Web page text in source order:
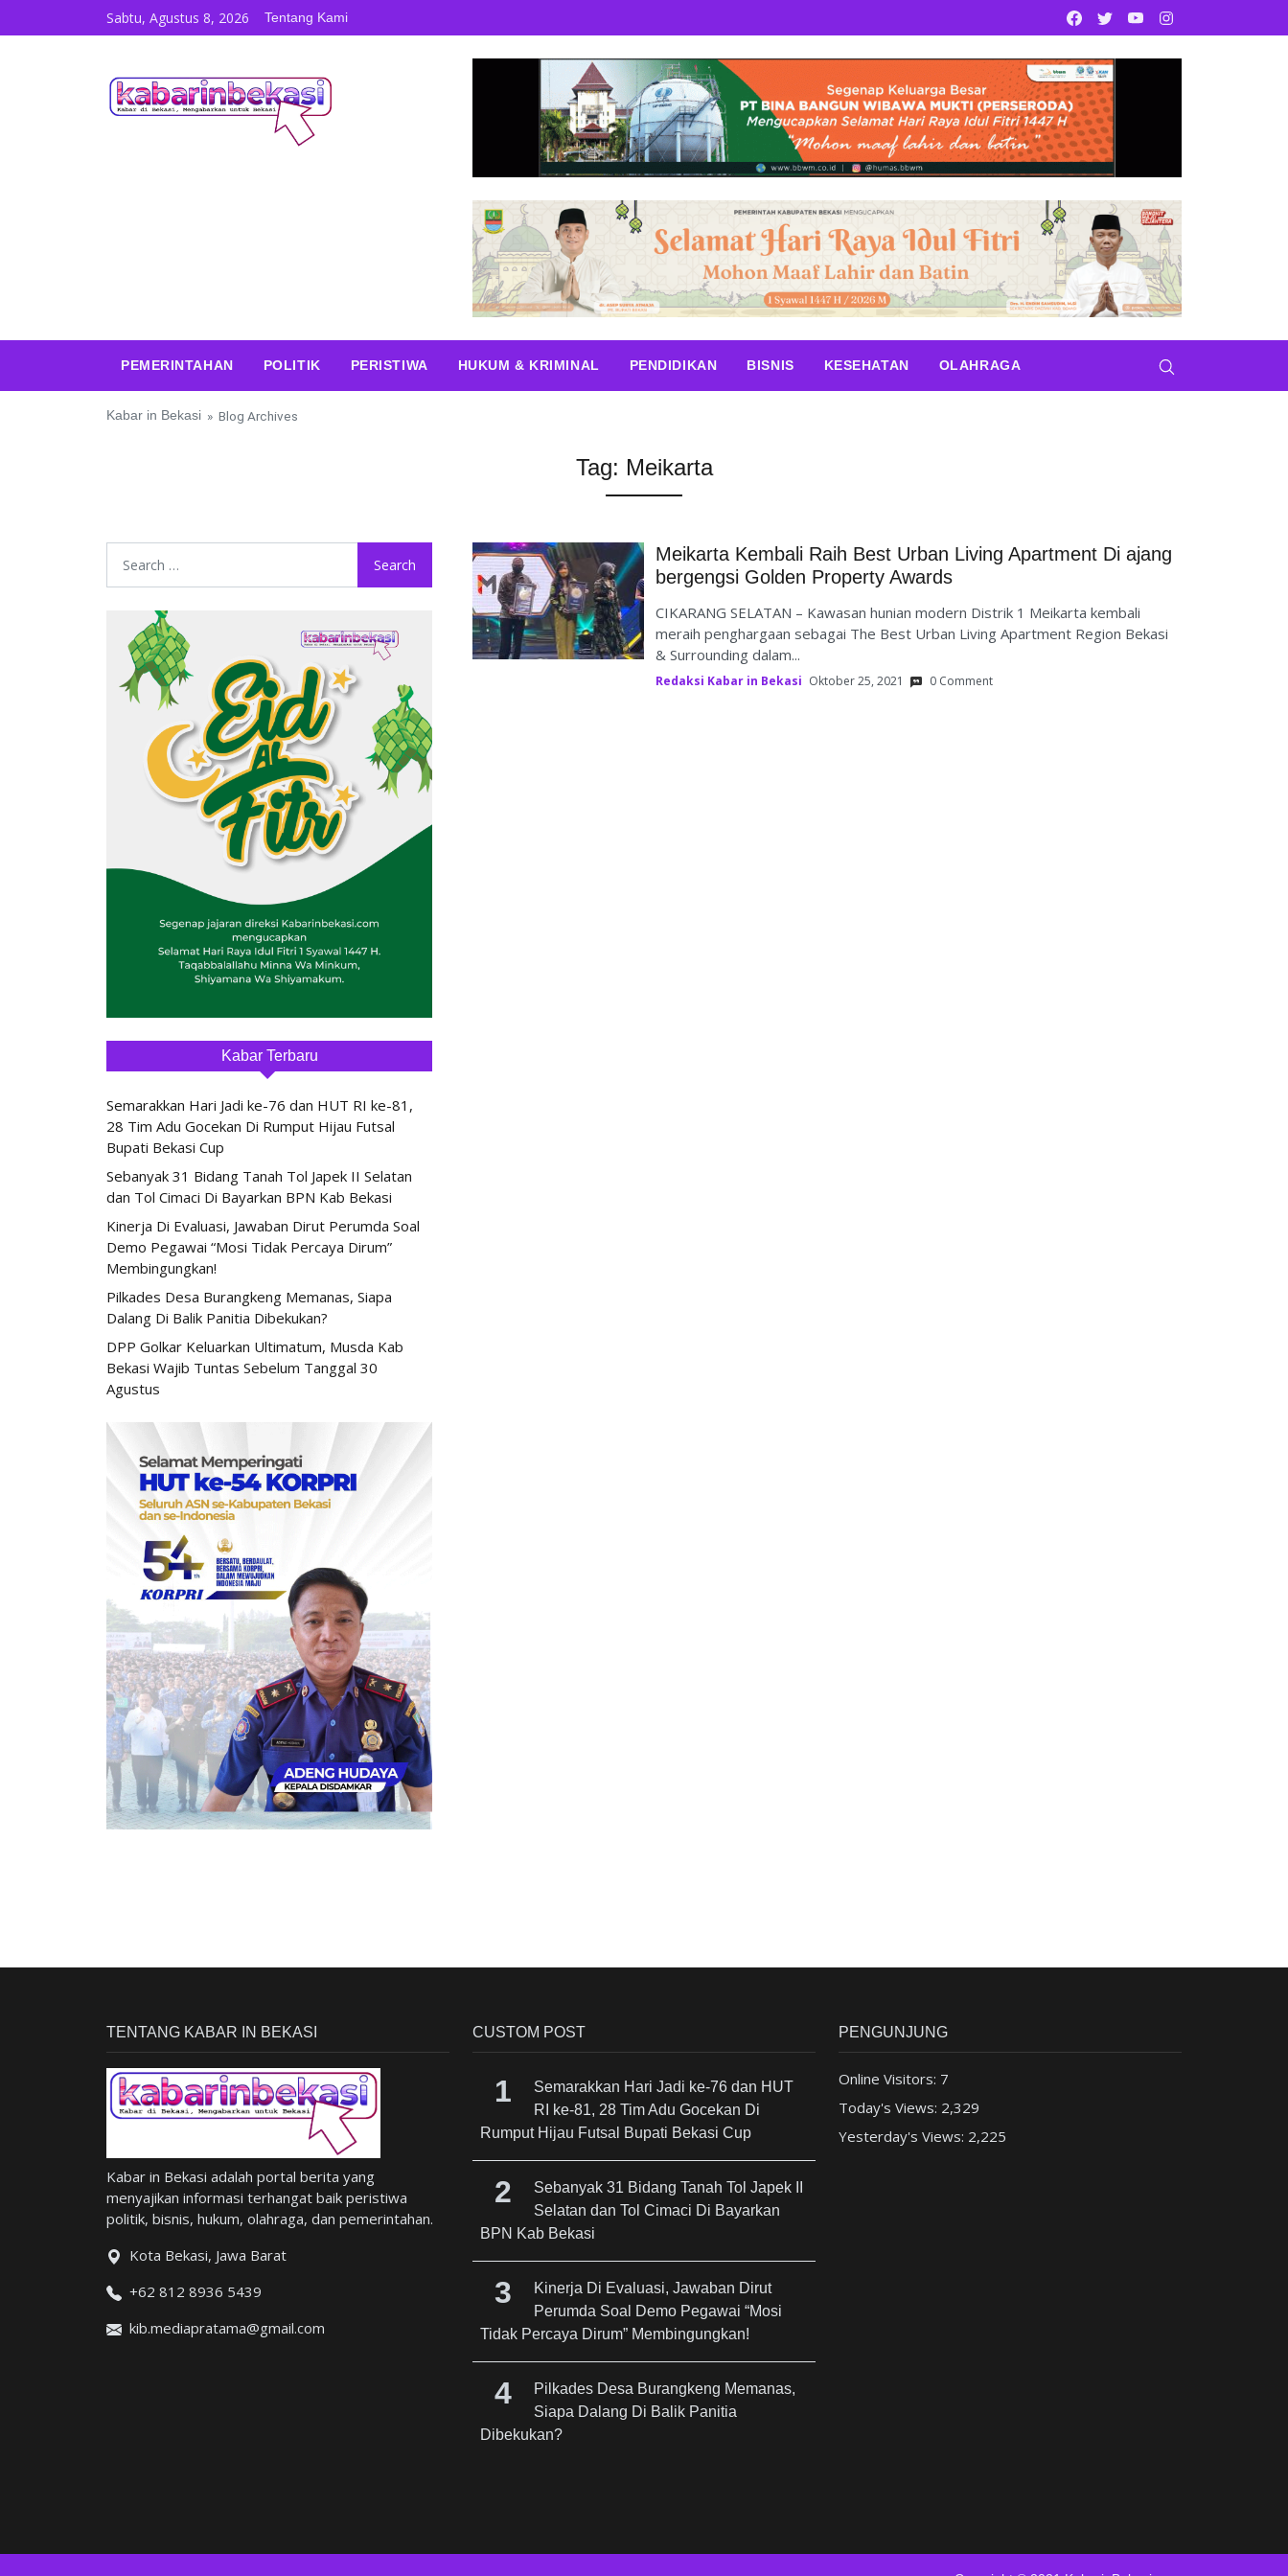
Skip to contentSabtu, Agustus 8, 2026 Tentang Kami Facebook
TwitterYoutube
PEMERINTAHAN POLITIK PERISTIWA HUKUM & KRIMINAL PENDIDIKAN BISNIS KESEHATAN OLAHRAGA
Kabar in Bekasi » Blog Archives
Tag: Meikarta
Meikarta Kembali Raih Best Urban Living Apartment Di ajang
bergengsi Golden Property Awards
CIKARANG SELATAN – Kawasan hunian modern Distrik 1 Meikarta kembali
meraih penghargaan sebagai The Best Urban Living Apartment Region Bekasi
& Surrounding dalam...
Redaksi Kabar in Bekasi Oktober 25, 2021 0 Comment
Kabar Terbaru
Semarakkan Hari Jadi ke-76 dan HUT RI ke-81,
28 Tim Adu Gocekan Di Rumput Hijau Futsal
Bupati Bekasi Cup
Sebanyak 31 Bidang Tanah Tol Japek II Selatan
dan Tol Cimaci Di Bayarkan BPN Kab Bekasi
Kinerja Di Evaluasi, Jawaban Dirut Perumda Soal
Demo Pegawai “Mosi Tidak Percaya Dirum”
Membingungkan!
Pilkades Desa Burangkeng Memanas, Siapa
Dalang Di Balik Panitia Dibekukan?
DPP Golkar Keluarkan Ultimatum, Musda Kab
Bekasi Wajib Tuntas Sebelum Tanggal 30
Agustus
TENTANG KABAR IN BEKASI
Kabar in Bekasi adalah portal berita yang
menyajikan informasi terhangat baik peristiwa
politik, bisnis, hukum, olahraga, dan pemerintahan.
Kota Bekasi, Jawa Barat
+62 812 8936 5439
kib.mediapratama@gmail.com
CUSTOM POST
Semarakkan Hari Jadi ke-76 dan HUT
RI ke-81, 28 Tim Adu Gocekan Di
Rumput Hijau Futsal Bupati Bekasi Cup
Sebanyak 31 Bidang Tanah Tol Japek II
Selatan dan Tol Cimaci Di Bayarkan
BPN Kab Bekasi
Kinerja Di Evaluasi, Jawaban Dirut
Perumda Soal Demo Pegawai “Mosi
Tidak Percaya Dirum” Membingungkan!
Pilkades Desa Burangkeng Memanas,
Siapa Dalang Di Balik Panitia
Dibekukan?
PENGUNJUNG
Online Visitors: 7
Today's Views: 2,329
Yesterday's Views: 2,225